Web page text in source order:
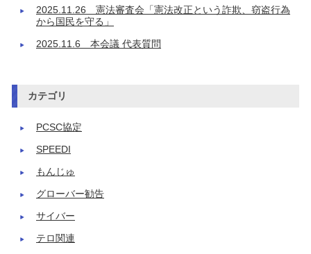
2025.11.26 憲法審査会「憲法改正という詐欺、窃盗行為
から国民を守る」
2025.11.6 本会議 代表質問
カテゴリ
PCSC協定
SPEEDI
もんじゅ
グローバー勧告
サイバー
テロ関連